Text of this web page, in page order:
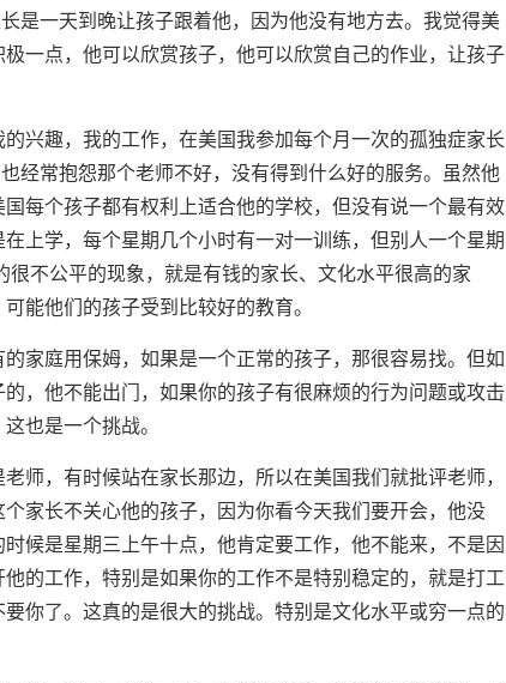
是一天到晚让孩子跟着他，因为他没有地方去。我觉得美
一点，他可以欣赏孩子，他可以欣赏自己的作业，让孩子
趣，我的工作，在美国我参加每个月一次的孤独症家长
经常抱怨那个老师不好，没有得到什么好的服务。虽然他
每个孩子都有权利上适合他的学校，但没有说一个最有效
上学，每个星期几个小时有一对一训练，但别人一个星期
不公平的现象，就是有钱的家长、文化水平很高的家
能他们的孩子受到比较好的教育。
庭用保姆，如果是一个正常的孩子，那很容易找。但如
，他不能出门，如果你的孩子有很麻烦的行为问题或攻击
也是一个挑战。
，有时候站在家长那边，所以在美国我们就批评老师，
家长不关心他的孩子，因为你看今天我们要开会，他没
候是星期三上午十点，他肯定要工作，他不能来，不是因
的工作，特别是如果你的工作不是特别稳定的，就是打工
你了。这真的是很大的挑战。特别是文化水平或穷一点的